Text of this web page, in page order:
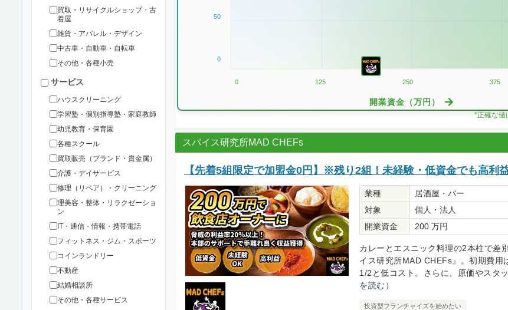
買取・リサイクルショップ・古
着屋
雑貨・アパレル・デザイン
中古車・自動車・自転車
その他・各種小売
サービス
ハウスクリーニング
学習塾・個別指導塾・家庭教師
幼児教育・保育園
各種スクール
買取販売（ブランド・貴金属）
介護・デイサービス
修理（リペア）・クリーニング
理美容・整体・リラクゼーショ
ン
IT・通信・情報・携帯電話
フィットネス・ジム・スポーツ
コインランドリー
不動産
結婚相談所
その他・各種サービス
50
0
0 125 250 375
開業資金（万円）
*正確な値
スパイス研究所MAD CHEFs
【先着5組限定で加盟金0円】※残り2組！未経験・低資金でも高利
業種
居酒屋・バー
対象
個人・法人
開業資金
200 万円
カレーとエスニック料理の2本柱で差
イス研究所MAD CHEFs』。初期費用
1/2と低コスト。さらに、原価やスタ
を読む）
投資型フランチャイズを始めたい